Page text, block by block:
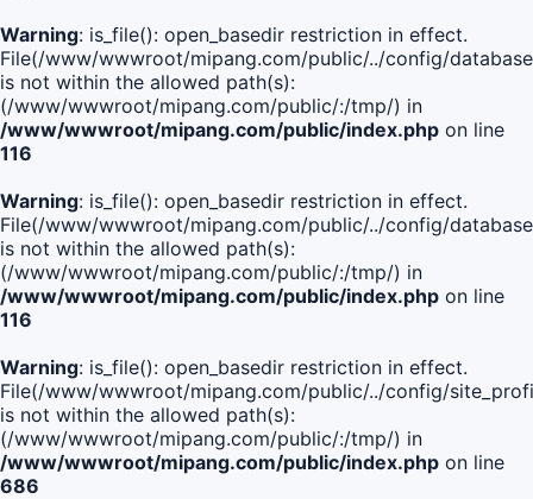
Warning: is_file(): open_basedir restriction in effect.
File(/www/wwwroot/mipang.com/public/../config/
is not within the allowed path(s):
(/www/wwwroot/mipang.com/public/:/tmp/) in
/www/wwwroot/mipang.com/public/index.php on line
116
Warning: is_file(): open_basedir restriction in effect.
File(/www/wwwroot/mipang.com/public/../config/
is not within the allowed path(s):
(/www/wwwroot/mipang.com/public/:/tmp/) in
/www/wwwroot/mipang.com/public/index.php on line
116
Warning: is_file(): open_basedir restriction in effect.
File(/www/wwwroot/mipang.com/public/../config/
is not within the allowed path(s):
(/www/wwwroot/mipang.com/public/:/tmp/) in
/www/wwwroot/mipang.com/public/index.php on line
686